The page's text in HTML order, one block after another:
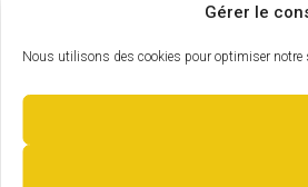
Gérer le
Nous utilisons des cookies pour optimiser notre